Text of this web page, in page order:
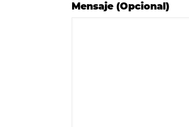
Mensaje (Opcional)